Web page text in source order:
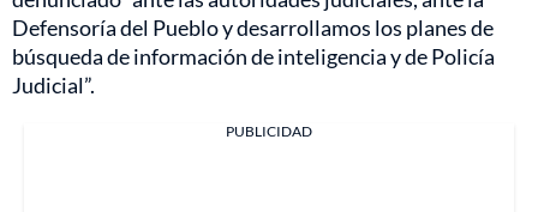
Defensoría del Pueblo y desarrollamos los planes de
búsqueda de información de inteligencia y de Policía
Judicial”.
PUBLICIDAD